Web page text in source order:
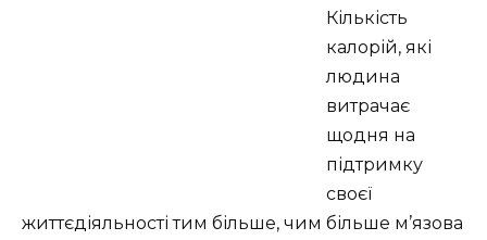
Кількість
калорій, які
людина
витрачає
щодня на
підтримку
своєї
життєдіяльності тим більше, чим більше м’язова